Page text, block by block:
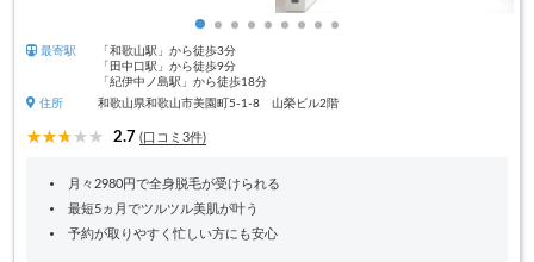
最寄駅
「和歌山駅」から徒歩3分
「田中口駅」から徒歩9分
「紀伊中ノ島駅」から徒歩18分
住所
和歌山県和歌山市美園町5-1-8 山榮ビル2階
2.7 (口コミ3件)
月々2980円で全身脱毛が受けられる
最短5ヵ月でツルツル美肌が叶う
予約が取りやすく忙しい方にも安心